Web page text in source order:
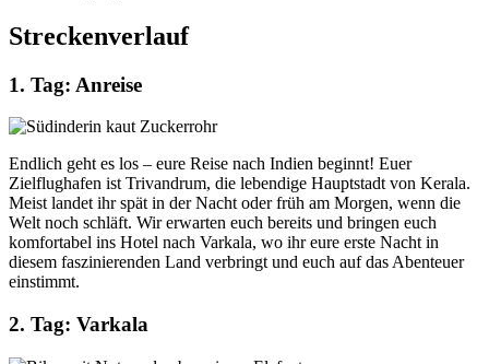
Streckenverlauf
1. Tag: Anreise
Endlich geht es los – eure Reise nach Indien beginnt! Euer
Zielflughafen ist Trivandrum, die lebendige Hauptstadt von Kerala.
Meist landet ihr spät in der Nacht oder früh am Morgen, wenn die
Welt noch schläft. Wir erwarten euch bereits und bringen euch
komfortabel ins Hotel nach Varkala, wo ihr eure erste Nacht in
diesem faszinierenden Land verbringt und euch auf das Abenteuer
einstimmt.
2. Tag: Varkala